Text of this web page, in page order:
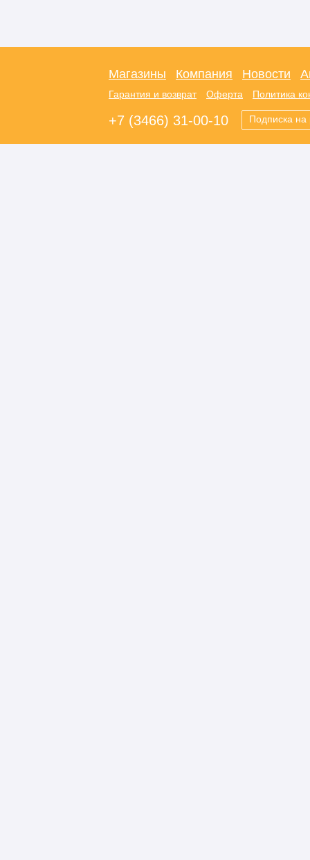
Магазины Компания Новости
Гарантия и возврат Оферта Политика
+7 (3466) 31-00-10 Подписка на